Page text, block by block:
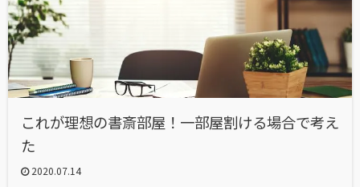
これが理想の書斎部屋！一部屋割ける場合で考え
た
2020.07.14